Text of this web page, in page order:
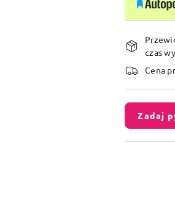
i
czas
Cena
Zadaj